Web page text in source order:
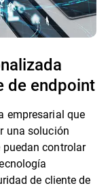
de endpoint
empresarial que
una solución
controlar
de cliente de